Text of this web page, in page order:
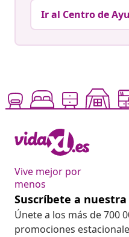
Ir al Centro de
Vive mejor por
menos
Suscríbete a
Únete a los más de 700
promociones